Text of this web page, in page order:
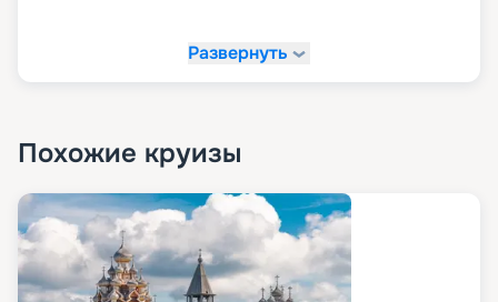
Развернуть
Похожие круизы